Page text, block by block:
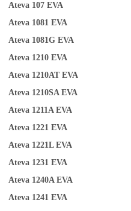
Ateva 107 EVA
Ateva 1081 EVA
Ateva 1081G EVA
Ateva 1210 EVA
Ateva 1210AT EVA
Ateva 1210SA EVA
Ateva 1211A EVA
Ateva 1221 EVA
Ateva 1221L EVA
Ateva 1231 EVA
Ateva 1240A EVA
Ateva 1241 EVA